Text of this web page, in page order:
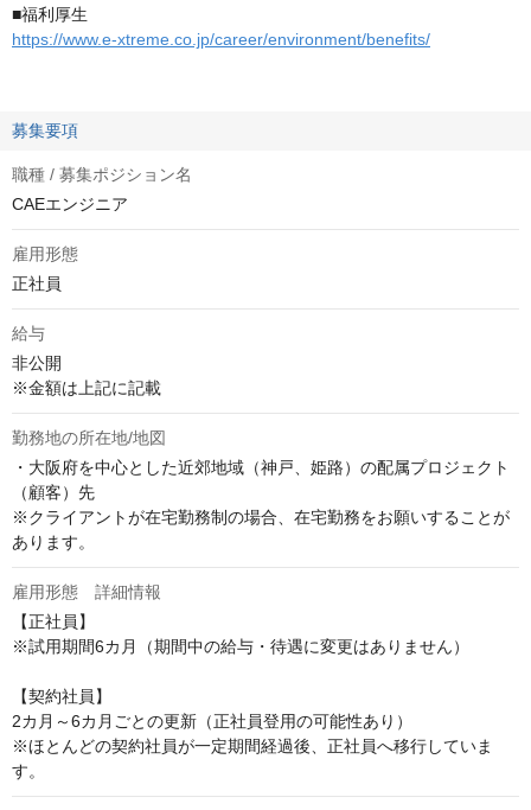
■福利厚生
https://www.e-xtreme.co.jp/career/environment/benefits/
募集要項
職種 / 募集ポジション名
CAEエンジニア
雇用形態
正社員
給与
非公開
※金額は上記に記載
勤務地の所在地/地図
・大阪府を中心とした近郊地域（神戸、姫路）の配属プロジェクト
（顧客）先
※クライアントが在宅勤務制の場合、在宅勤務をお願いすることが
あります。
雇用形態 詳細情報
【正社員】
※試用期間6カ月（期間中の給与・待遇に変更はありません）
【契約社員】
2カ月～6カ月ごとの更新（正社員登用の可能性あり）
※ほとんどの契約社員が一定期間経過後、正社員へ移行していま
す。